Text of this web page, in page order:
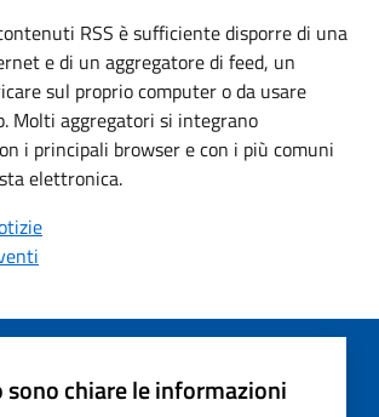
RSS è sufficiente disporre di una
e di un aggregatore di feed, un
sul proprio computer o da usare
Molti aggregatori si integrano
i principali browser e con i più comuni
elettronica.
sono chiare le informazioni